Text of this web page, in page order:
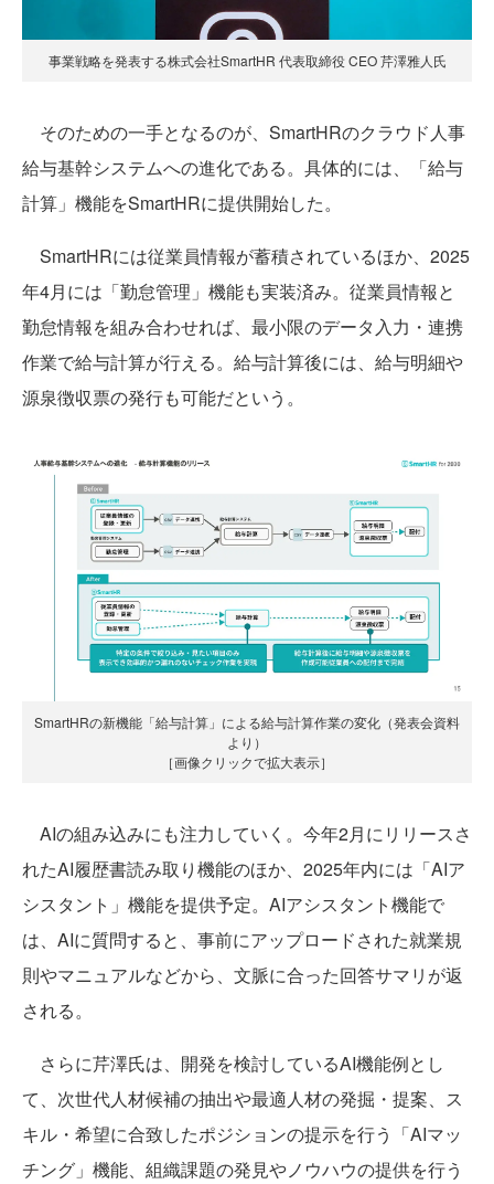
事業戦略を発表する株式会社SmartHR 代表取締役 CEO 芹澤雅人氏
そのための一手となるのが、SmartHRのクラウド人事
給与基幹システムへの進化である。具体的には、「給与
計算」機能をSmartHRに提供開始した。
SmartHRには従業員情報が蓄積されているほか、2025
年4月には「勤怠管理」機能も実装済み。従業員情報と
勤怠情報を組み合わせれば、最小限のデータ入力・連携
作業で給与計算が行える。給与計算後には、給与明細や
源泉徴収票の発行も可能だという。
SmartHRの新機能「給与計算」による給与計算作業の変化（発表会資料
より）
［画像クリックで拡大表示］
AIの組み込みにも注力していく。今年2月にリリースさ
れたAI履歴書読み取り機能のほか、2025年内には「AIア
シスタント」機能を提供予定。AIアシスタント機能で
は、AIに質問すると、事前にアップロードされた就業規
則やマニュアルなどから、文脈に合った回答サマリが返
される。
さらに芹澤氏は、開発を検討しているAI機能例とし
て、次世代人材候補の抽出や最適人材の発掘・提案、ス
キル・希望に合致したポジションの提示を行う「AIマッ
チング」機能、組織課題の発見やノウハウの提供を行う